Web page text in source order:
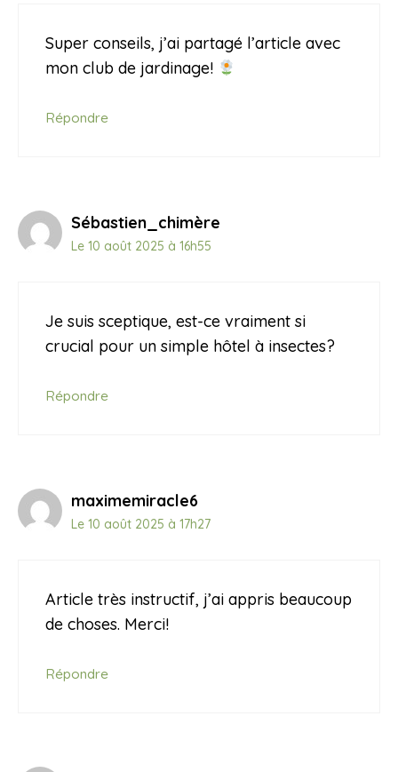
Super conseils, j’ai partagé l’article avec
mon club de jardinage!
Répondre
Sébastien_chimère
Le 10 août 2025 à 16h55
Je suis sceptique, est-ce vraiment si
crucial pour un simple hôtel à insectes?
Répondre
maximemiracle6
Le 10 août 2025 à 17h27
Article très instructif, j’ai appris beaucoup
de choses. Merci!
Répondre